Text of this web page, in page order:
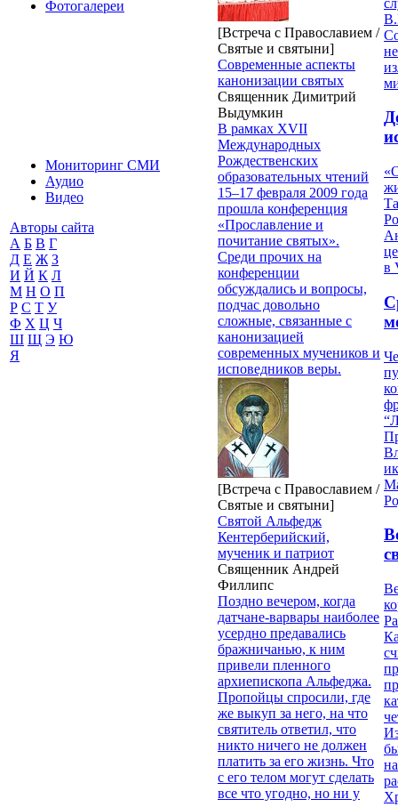
Фотогалереи
Мониторинг СМИ
Аудио
Видео
Авторы сайта
А Б В Г
Д Е Ж З
И Й К Л
М Н О П
Р С Т У
Ф Х Ц Ч
Ш Щ Э Ю
Я
[Встреча с Православием /
Святые и святыни]
Современные аспекты
канонизации святых
Священник Димитрий
Выдумкин
В рамках XVII
Международных
Рождественских
образовательных чтений
15–17 февраля 2009 года
прошла конференция
«Прославление и
почитание святых».
Среди прочих на
конференции
обсуждались и вопросы,
подчас довольно
сложные, связанные с
канонизацией
современных мучеников и
исповедников веры.
[Встреча с Православием /
Святые и святыни]
Святой Альфедж
Кентерберийский,
мученик и патриот
Священник Андрей
Филлипс
Поздно вечером, когда
датчане-варвары наиболее
усердно предавались
бражничанью, к ним
привели пленного
архиепископа Альфеджа.
Пропойцы спросили, где
же выкуп за него, на что
святитель ответил, что
никто ничего не должен
платить за его жизнь. Что
с его телом могут сделать
все что угодно, но ни у
в